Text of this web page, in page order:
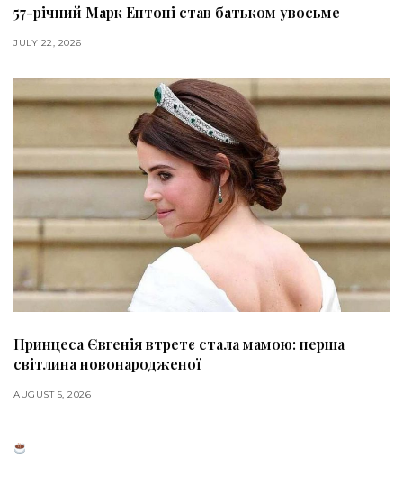
57-річний Марк Ентоні став батьком увосьме
JULY 22, 2026
Принцеса Євгенія втретє стала мамою: перша
світлина новонародженої
AUGUST 5, 2026